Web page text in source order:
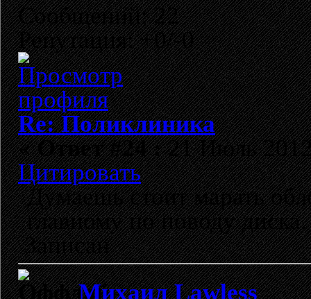
Сообщений: 22
Репутация: +0/-0
Re: Поликлиника
«Ответ #24 :21 Июль
Цитировать
Думаешь стоит марать
главному по поводу диска.
Записан
Михаил Lawless